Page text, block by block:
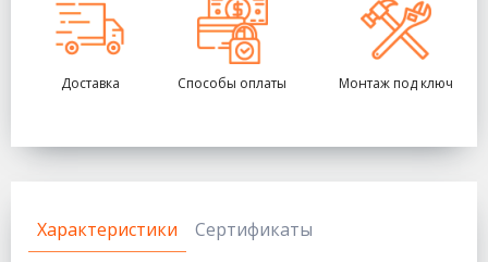
Доставка Способы оплаты Монтаж под ключ
Характеристики Сертификаты